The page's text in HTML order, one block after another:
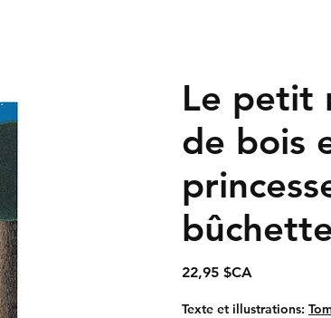
Le petit
de bois
22,95 $CA
Texte et illustrations: